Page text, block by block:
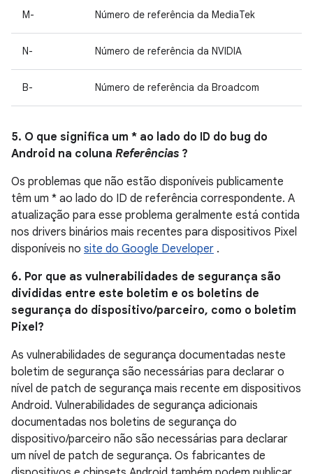
M- Número de referência da MediaTek
N- Número de referência da NVIDIA
B- Número de referência da Broadcom
5. O que significa um * ao lado do ID do bug do
Android na coluna Referências ?
Os problemas que não estão disponíveis publicamente
têm um * ao lado do ID de referência correspondente. A
atualização para esse problema geralmente está contida
nos drivers binários mais recentes para dispositivos Pixel
disponíveis no site do Google Developer .
6. Por que as vulnerabilidades de segurança são
divididas entre este boletim e os boletins de
segurança do dispositivo/parceiro, como o boletim
Pixel?
As vulnerabilidades de segurança documentadas neste
boletim de segurança são necessárias para declarar o
nível de patch de segurança mais recente em dispositivos
Android. Vulnerabilidades de segurança adicionais
documentadas nos boletins de segurança do
dispositivo/parceiro não são necessárias para declarar
um nível de patch de segurança. Os fabricantes de